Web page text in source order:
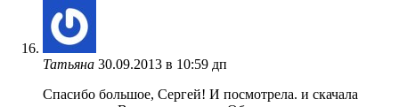
Татьяна 30.09.2013 в 10:59 дп
Спасибо большое, Сергей! И посмотрела. и скачала